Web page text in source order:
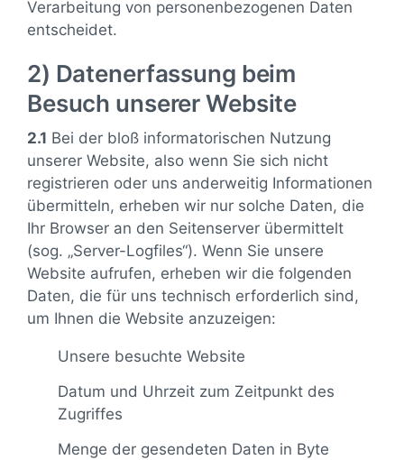
Verarbeitung von personenbezogenen Daten
entscheidet.
2) Datenerfassung beim
Besuch unserer Website
2.1 Bei der bloß informatorischen Nutzung
unserer Website, also wenn Sie sich nicht
registrieren oder uns anderweitig Informationen
übermitteln, erheben wir nur solche Daten, die
Ihr Browser an den Seitenserver übermittelt
(sog. „Server-Logfiles“). Wenn Sie unsere
Website aufrufen, erheben wir die folgenden
Daten, die für uns technisch erforderlich sind,
um Ihnen die Website anzuzeigen:
Unsere besuchte Website
Datum und Uhrzeit zum Zeitpunkt des
Zugriffes
Menge der gesendeten Daten in Byte